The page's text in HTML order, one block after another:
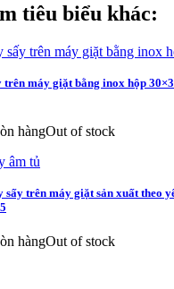
tiêu biểu khác:
trên máy giặt bằng inox hộp
hàngOut of stock
sấy trên máy giặt sản xuất theo
hàngOut of stock